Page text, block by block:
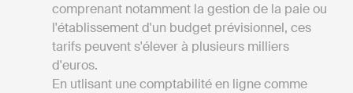
comprenant notamment la gestion de la paie ou
l'établissement d'un budget prévisionnel, ces
tarifs peuvent s'élever à plusieurs milliers
d'euros.
En utlisant une comptabilité en ligne comme